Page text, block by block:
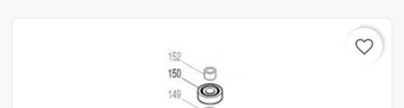
favorite_border